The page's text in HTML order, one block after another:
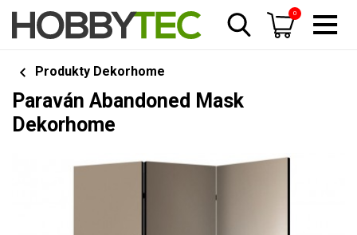
0
Produkty Dekorhome
Paraván Abandoned Mask
Dekorhome